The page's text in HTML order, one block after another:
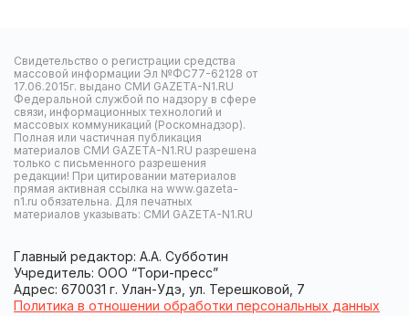
Свидетельство о регистрации средства
массовой информации Эл №ФС77-62128 от
17.06.2015г. выдано СМИ GAZETA-N1.RU
Федеральной службой по надзору в сфере
связи, информационных технологий и
массовых коммуникаций (Роскомнадзор).
Полная или частичная публикация
материалов СМИ GAZETA-N1.RU разрешена
только с письменного разрешения
редакции! При цитировании материалов
прямая активная ссылка на www.gazeta-
n1.ru обязательна. Для печатных
материалов указывать: СМИ GAZETA-N1.RU
Главный редактор: А.А. Субботин
Учредитель: ООО “Тори-пресс”
Адрес: 670031 г. Улан-Удэ, ул. Терешковой, 7
Политика в отношении обработки персональных данных